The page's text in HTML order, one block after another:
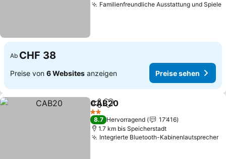
Familienfreundliche Ausstattung und Spiele
Ab CHF 38
Preise von 6 Websites anzeigen Preise sehen
TeilenZu Favoriten hinzufügen
CAB20
2 Sterne
8.7 Hervorragend
17’416
1.7 km bis Speicherstadt
Integrierte Bluetooth-Kabinenlautsprecher